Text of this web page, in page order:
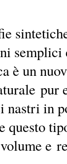
è un
pur
nastri in
e